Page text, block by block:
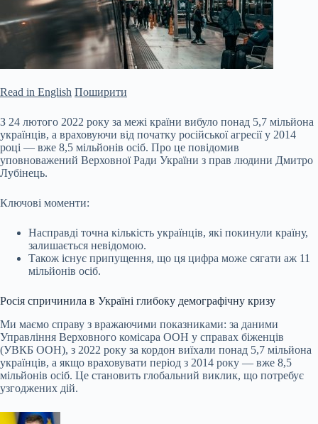
Read in English Поширити
З 24 лютого 2022 року за межі країни вибуло понад 5,7 мільйона
українців, а враховуючи від початку російської агресії у 2014
році — вже 8,5 мільйонів осіб. Про це повідомив
уповноважений Верховної Ради України з прав людини Дмитро
Лубінець.
Ключові моменти:
Насправді точна кількість українців, які покинули країну,
залишається невідомою.
Також існує припущення, що ця цифра може сягати аж 11
мільйонів осіб.
Росія спричинила в Україні глибоку демографічну кризу
Ми маємо справу з вражаючими показниками: за даними
Управління Верховного комісара ООН у справах біженців
(УВКБ ООН), з 2022 року за кордон виїхали понад 5,7 мільйона
українців, а якщо враховувати період з 2014 року — вже 8,5
мільйонів осіб. Це становить глобальний виклик, що потребує
узгоджених дій.